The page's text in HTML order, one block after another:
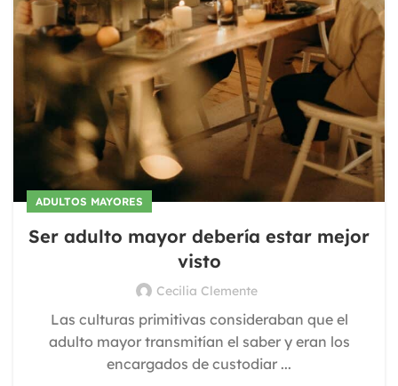
ADULTOS MAYORES
Ser adulto mayor debería estar mejor
visto
Cecilia Clemente
Las culturas primitivas consideraban que el
adulto mayor transmitían el saber y eran los
encargados de custodiar ...